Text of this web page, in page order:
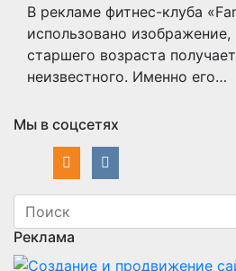
В рекламе фитнес-клуба
использовано
старшего возраста
неизвестного. Именно его…
Мы в соцсетях
Реклама